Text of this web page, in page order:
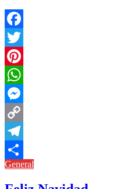
Facebook
Twitter
Pinterest
WhatsApp
Messenger
Copy
Link
Telegram
Compartir
General